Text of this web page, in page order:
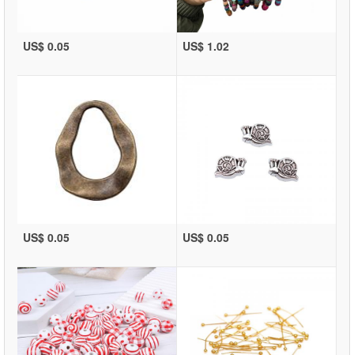
US$ 0.05 US$ 1.02
US$ 0.05 US$ 0.05